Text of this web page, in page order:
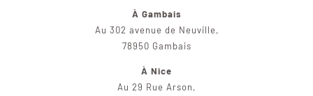
À Gambais
Au 302 avenue de Neuville,
78950 Gambais
À Nice
Au 29 Rue Arson,